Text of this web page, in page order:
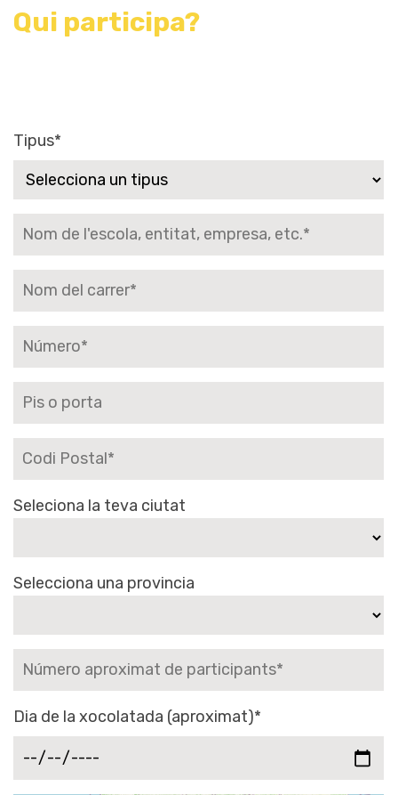
Qui participa?
Tipus*
Seleciona la teva ciutat
Selecciona una provincia
Dia de la xocolatada (aproximat)*